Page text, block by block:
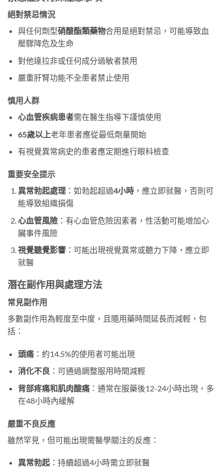
絕對禁忌情況
與任何劑型硝酸酯類藥物合用是絕對禁忌，可能導致血
壓驟降危及生命
對他達拉非或任何成分過敏者禁用
嚴重肝腎功能不全患者禁止使用
慎用人群
心血管疾病患者需在醫生指導下謹慎使用
65歲以上老年患者應從最低劑量開始
有視覺異常病史的患者應定期進行眼科檢查
重要安全提示
異常勃起處理：如勃起超過4小時，應立即就醫，否則可
能導致組織損傷
心血管風險：有心血管危險因素者，性活動可能增加心
臟事件風險
視覺聽覺影響：可能出現視覺異常或聽力下降，應立即
就醫
潛在副作用與處理方法
常見副作用
多數副作用為輕度至中度，且隨用藥時間延長而減輕，包
括：
頭痛：約14.5%的使用者可能出現
消化不良 ：可通過調整服用時間減輕
背部疼痛和肌肉酸痛：通常在服藥後12-24小時出現，多
在48小時內緩解
嚴重不良反應
雖然罕見，但可能出現需醫學關注的反應：
異常勃起：持續超過4小時需立即就醫